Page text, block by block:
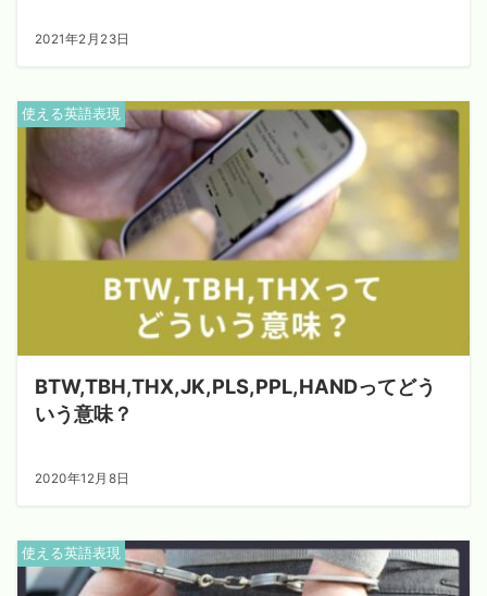
2021年2月23日
使える英語表現
BTW,TBH,THX,JK,PLS,PPL,HANDってどう
いう意味？
2020年12月8日
使える英語表現